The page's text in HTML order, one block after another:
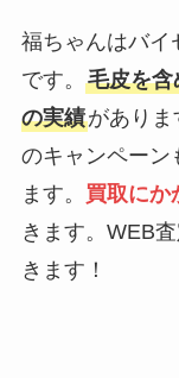
福ちゃんはバイ
です。 毛皮を含
の実績がありま
のキャンペーン
ます。 買取にか
きます。WEB
きます！